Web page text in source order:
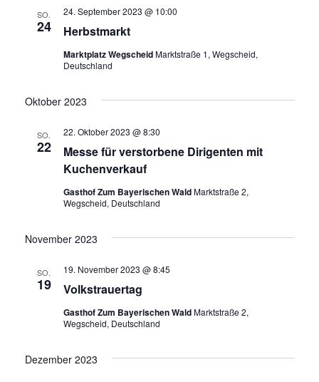
SO.
24 Herbstmarkt
24. September 2023 @ 10:00
Marktplatz WegscheidMarktstraße 1, Wegscheid,
Deutschland
Oktober 2023
SO.
22
Messe für verstorbene Dirigenten mit
Kuchenverkauf
22. Oktober 2023 @ 8:30
Gasthof Zum Bayerischen WaldMarktstraße 2,
Wegscheid, Deutschland
November 2023
SO.
19 Volkstrauertag
19. November 2023 @ 8:45
Gasthof Zum Bayerischen WaldMarktstraße 2,
Wegscheid, Deutschland
Dezember 2023